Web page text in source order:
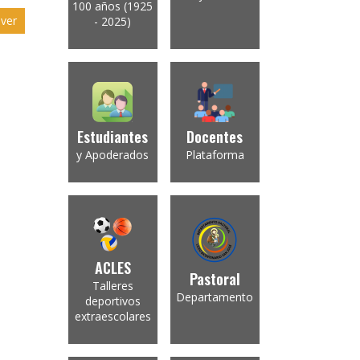
100 años (1925
- 2025)
Estudiantes
y Apoderados
Docentes
Plataforma
ACLES
Talleres
deportivos
extraescolares
Pastoral
Departamento